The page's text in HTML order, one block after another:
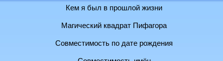
Кем я был в прошлой жизни
Магический квадрат Пифагора
Совместимость по дате рождения